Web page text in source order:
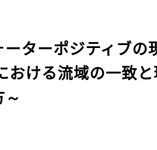
ーターポジティブの
おける流域の一致